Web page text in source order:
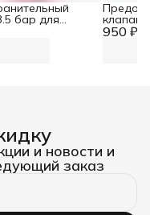
бар для
Kalisto 950 ₽
клапан
Buderus
и новости и
заказ